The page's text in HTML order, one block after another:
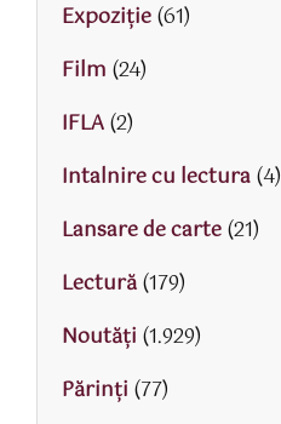
Expoziție(61)
Film (24)
IFLA(2)
Intalnire cu lectura(4)
Lansare de carte(21)
Lectură(179)
Noutăți (1.929)
Părinţi (77)